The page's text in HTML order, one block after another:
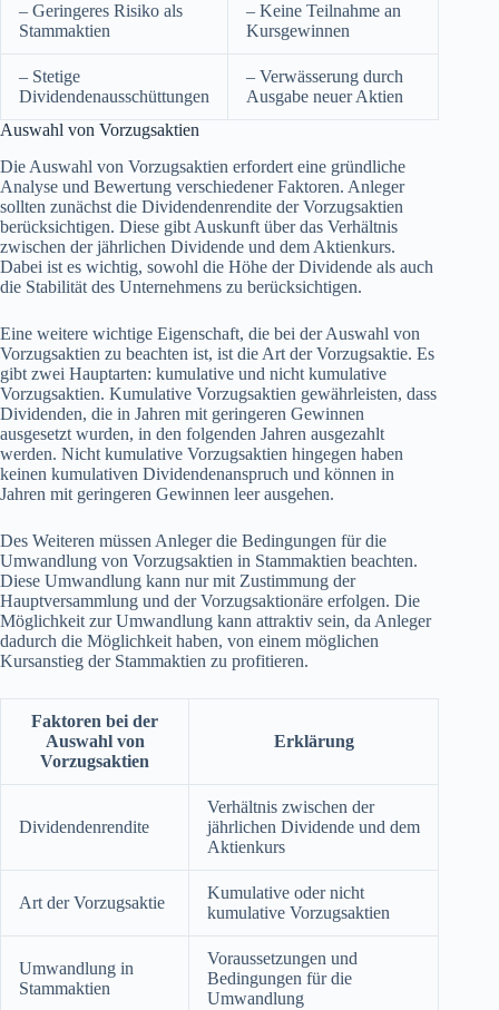
– Geringeres Risiko als
Stammaktien
– Keine Teilnahme an
Kursgewinnen
– Stetige
Dividendenausschüttungen
– Verwässerung durch
Ausgabe neuer Aktien
Auswahl von Vorzugsaktien
Die Auswahl von Vorzugsaktien erfordert eine gründliche
Analyse und Bewertung verschiedener Faktoren. Anleger
sollten zunächst die Dividendenrendite der Vorzugsaktien
berücksichtigen. Diese gibt Auskunft über das Verhältnis
zwischen der jährlichen Dividende und dem Aktienkurs.
Dabei ist es wichtig, sowohl die Höhe der Dividende als auch
die Stabilität des Unternehmens zu berücksichtigen.
Eine weitere wichtige Eigenschaft, die bei der Auswahl von
Vorzugsaktien zu beachten ist, ist die Art der Vorzugsaktie. Es
gibt zwei Hauptarten: kumulative und nicht kumulative
Vorzugsaktien. Kumulative Vorzugsaktien gewährleisten, dass
Dividenden, die in Jahren mit geringeren Gewinnen
ausgesetzt wurden, in den folgenden Jahren ausgezahlt
werden. Nicht kumulative Vorzugsaktien hingegen haben
keinen kumulativen Dividendenanspruch und können in
Jahren mit geringeren Gewinnen leer ausgehen.
Des Weiteren müssen Anleger die Bedingungen für die
Umwandlung von Vorzugsaktien in Stammaktien beachten.
Diese Umwandlung kann nur mit Zustimmung der
Hauptversammlung und der Vorzugsaktionäre erfolgen. Die
Möglichkeit zur Umwandlung kann attraktiv sein, da Anleger
dadurch die Möglichkeit haben, von einem möglichen
Kursanstieg der Stammaktien zu profitieren.
Faktoren bei der
Auswahl von
Vorzugsaktien
Erklärung
Dividendenrendite
Verhältnis zwischen der
jährlichen Dividende und dem
Aktienkurs
Art der Vorzugsaktie
Kumulative oder nicht
kumulative Vorzugsaktien
Umwandlung in
Stammaktien
Voraussetzungen und
Bedingungen für die
Umwandlung